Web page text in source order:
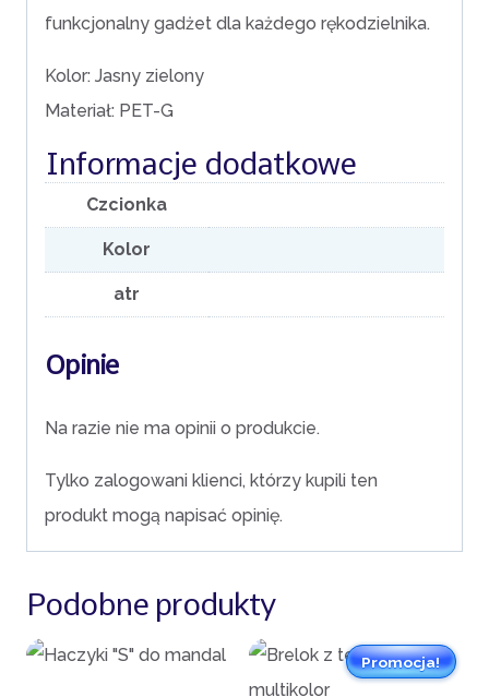
funkcjonalny gadżet dla każdego rękodzielnika.
Kolor: Jasny zielony
Materiał: PET-G
Informacje dodatkowe
Czcionka
Kolor
atr
Opinie
Na razie nie ma opinii o produkcie.
Tylko zalogowani klienci, którzy kupili ten
produkt mogą napisać opinię.
Podobne produkty
Promocja!